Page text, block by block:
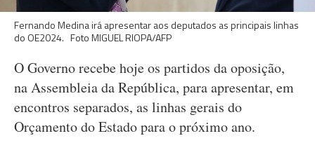
Fernando Medina irá apresentar aos deputados as principais linhas
do OE2024. Foto MIGUEL RIOPA/AFP
O Governo recebe hoje os partidos da oposição,
na Assembleia da República, para apresentar, em
encontros separados, as linhas gerais do
Orçamento do Estado para o próximo ano.